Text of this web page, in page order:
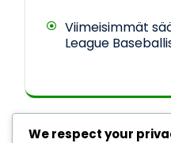
Viimeisimmät
League
We respect your